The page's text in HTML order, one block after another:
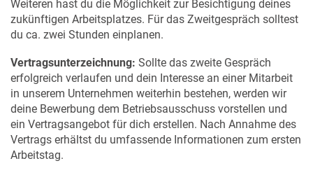
Weiteren hast du die Möglichkeit zur Besichtigung deines
zukünftigen Arbeitsplatzes. Für das Zweitgespräch solltest
du ca. zwei Stunden einplanen.
Vertragsunterzeichnung: Sollte das zweite Gespräch
erfolgreich verlaufen und dein Interesse an einer Mitarbeit
in unserem Unternehmen weiterhin bestehen, werden wir
deine Bewerbung dem Betriebsausschuss vorstellen und
ein Vertragsangebot für dich erstellen. Nach Annahme des
Vertrags erhältst du umfassende Informationen zum ersten
Arbeitstag.